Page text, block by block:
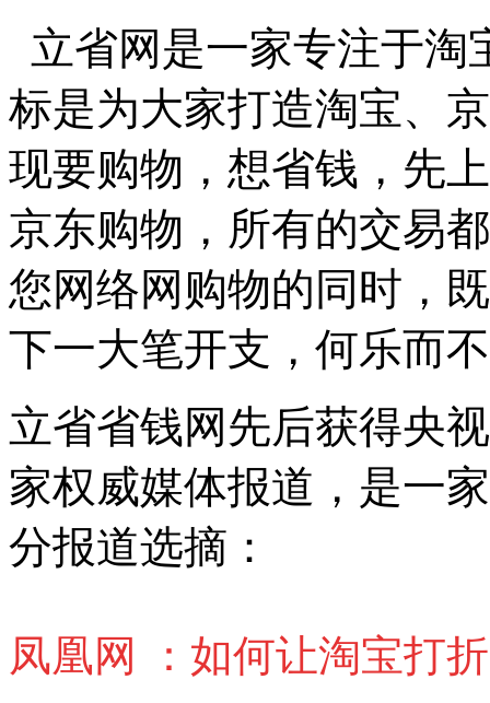
立省网是一家专注于淘
标是为大家打造淘宝、
现要购物，想省钱，先
京东购物，所有的交易
您网络网购物的同时，
下一大笔开支，何乐而
立省省钱网先后获得央
家权威媒体报道，是一
分报道选摘：
凤凰网 ： 如何让淘宝打